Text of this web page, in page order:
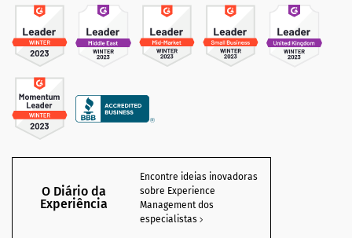
O Diário da
Experiência
Encontre ideias inovadoras
sobre Experience
Management dos
especialistas